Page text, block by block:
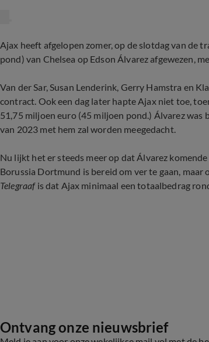
Ajax heeft afgelopen zomer, op de slotdag van de
pond) van Chelsea op Edson Álvarez afgewezen,
Van der Sar, Susan Lenderink, Gerry Hamstra en
contract. Ook een dag later hapte Ajax niet toe,
51,75 miljoen euro (45 miljoen pond.) Álvarez was
van 2023 met hem zal worden meegedacht.
Nu lijkt het er steeds meer op dat Álvarez
Borussia Dortmund is bereid om ver te gaan, maar
Telegraaf is dat Ajax minimaal een totaalbedrag
Ontvang onze nieuwsbrief